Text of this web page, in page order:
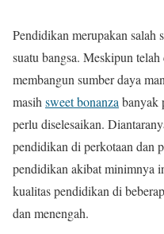
Pendidikan merupakan salah
suatu bangsa. Meskipun
membangun sumber daya
masih sweet bonanza banyak
perlu diselesaikan.
pendidikan di perkotaan dan
pendidikan akibat minimnya
kualitas pendidikan di
dan menengah.